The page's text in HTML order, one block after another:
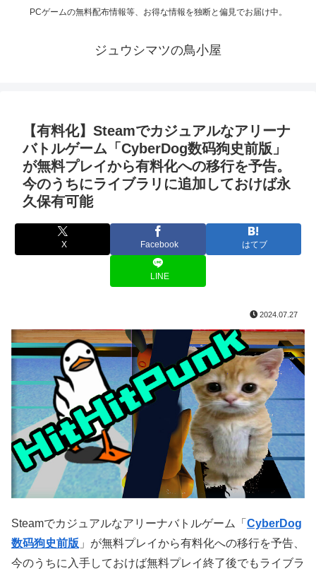
PCゲームの無料配布情報等、お得な情報を独断と偏見でお届け中。
ジュウシマツの鳥小屋
【有料化】Steamでカジュアルなアリーナ
バトルゲーム「CyberDog数码狗史前版」
が無料プレイから有料化への移行を予告。
今のうちにライブラリに追加しておけば永
久保有可能
X Facebook はてブ
LINE
2024.07.27
Steamでカジュアルなアリーナバトルゲーム「 CyberDog
数码狗史前版 」が無料プレイから有料化への移行を予告、
今のうちに入手しておけば無料プレイ終了後でもライブラ